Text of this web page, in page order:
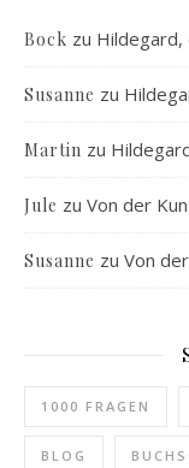
Bock zu
Susanne zu
Martin zu
Jule zu Von der
Susanne zu Von
1000 FRAGEN
BLOG